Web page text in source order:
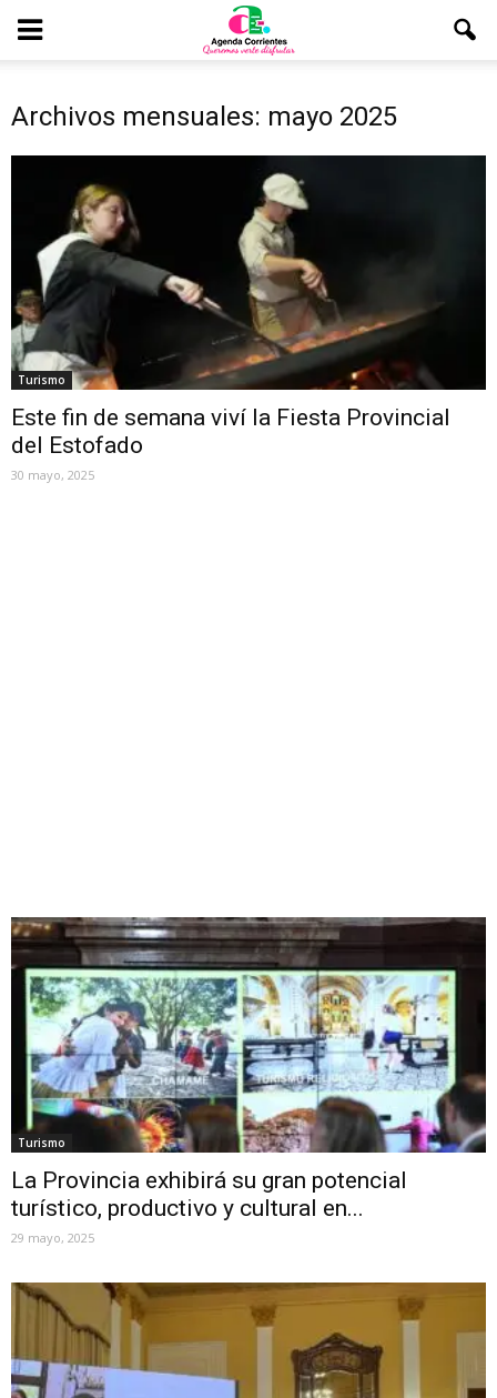
Archivos mensuales: mayo 2025
Turismo
Este fin de semana viví la Fiesta Provincial
del Estofado
30 mayo, 2025
Turismo
La Provincia exhibirá su gran potencial
turístico, productivo y cultural en...
29 mayo, 2025